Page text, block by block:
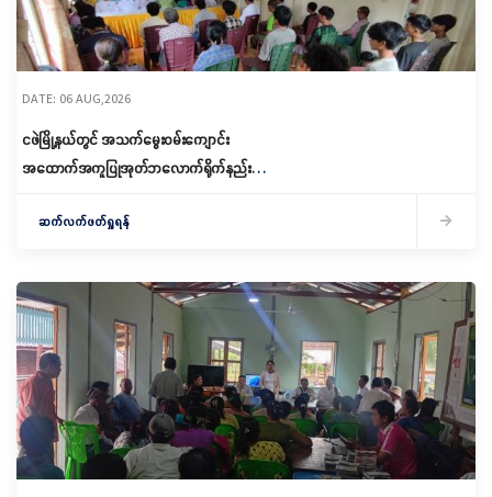
DATE: 06 AUG,2026
ငဖဲမြို့နယ်တွင် အသက်မွေးဝမ်းကျောင်း
အထောက်အကူပြုအုတ်ဘလောက်ရိုက်နည်း
ဆက်လက်ဖတ်ရှုရန်